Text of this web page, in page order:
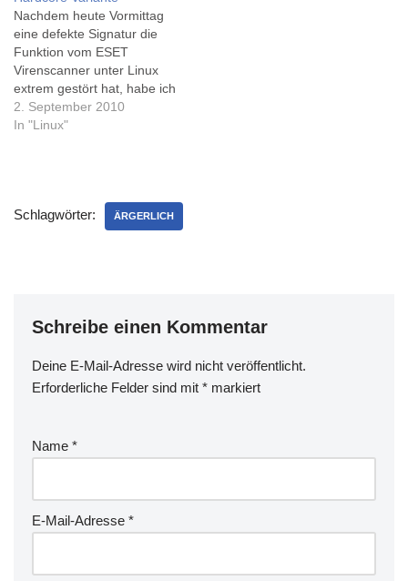
Nachdem heute Vormittag
eine defekte Signatur die
Funktion vom ESET
Virenscanner unter Linux
extrem gestört hat, habe ich
hier für alle betroffenen die
Hardcore Variante zum
stopDefekte
Scanner wieder
/etc/init.d/esets_daemon
startUnd schon sollte alles
2. September 2010
In "Linux"
Schlagwörter: ÄRGERLICH
Schreibe einen Kommentar
Deine E-Mail-Adresse wird nicht veröffentlicht.
Erforderliche Felder sind mit * markiert
Name *
E-Mail-Adresse *